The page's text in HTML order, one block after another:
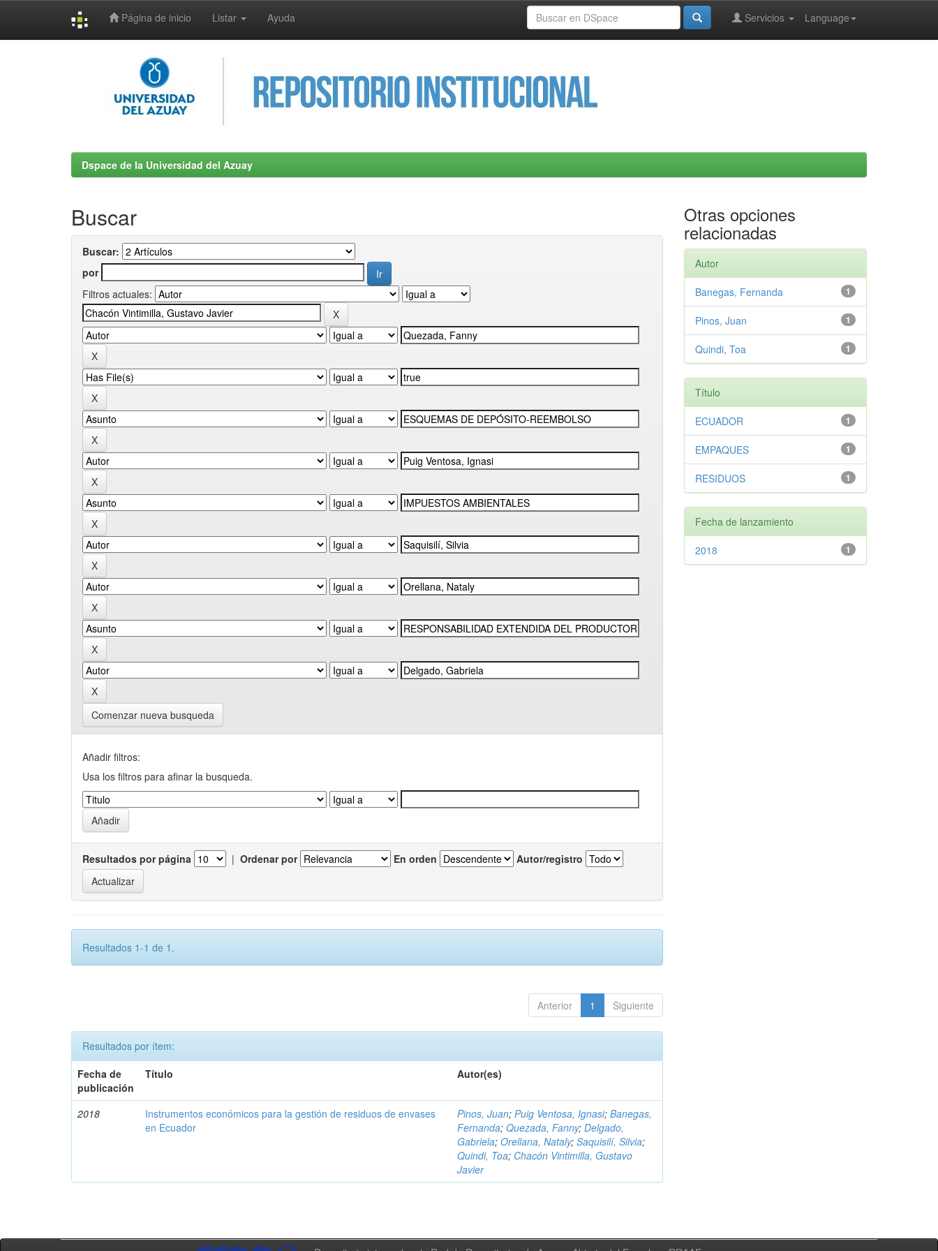
Página de inicio Listar Ayuda Language
Servicios
Dspace de la Universidad del Azuay
Buscar
Buscar:
por
Filtros actuales:
Comenzar nueva busqueda
Añadir filtros:
Usa los filtros para afinar la busqueda.
Resultados por página | Ordenar por En orden Autor/registro
Resultados 1-1 de 1.
Anterior 1 Siguiente
Resultados por ítem:
Fecha de
publicación
Título Autor(es)
2018
Instrumentos económicos para la gestión de residuos de envases
en Ecuador
Pinos, Juan;Puig Ventosa, Ignasi;Banegas,
Fernanda;Quezada, Fanny;Delgado,
Gabriela;Orellana, Nataly;Saquisilí, Silvia;
Quindi, Toa; Chacón Vintimilla, Gustavo
Javier
Otras opciones
relacionadas
Autor
1
Banegas, Fernanda
1
Pinos, Juan
1
Quindi, Toa
Título
1
ECUADOR
1
EMPAQUES
1
RESIDUOS
Fecha de lanzamiento
1
2018